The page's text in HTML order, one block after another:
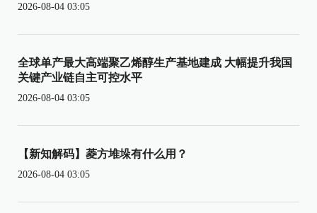
2026-08-04 03:05
全球单产最大高端聚乙烯醇生产基地建成 大幅提升我国
关键产业链自主可控水平
2026-08-04 03:05
【新知解码】菱方堆垛有什么用？
2026-08-04 03:05